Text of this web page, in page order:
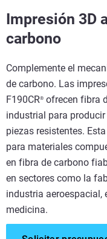
Impresión 3D
carbono
Complemente el
de carbono. Las
F190CR® ofrecen fibra
industrial para
piezas resistentes.
para materiales
en fibra de carbono
en sectores como la
industria aeroespacial,
medicina.